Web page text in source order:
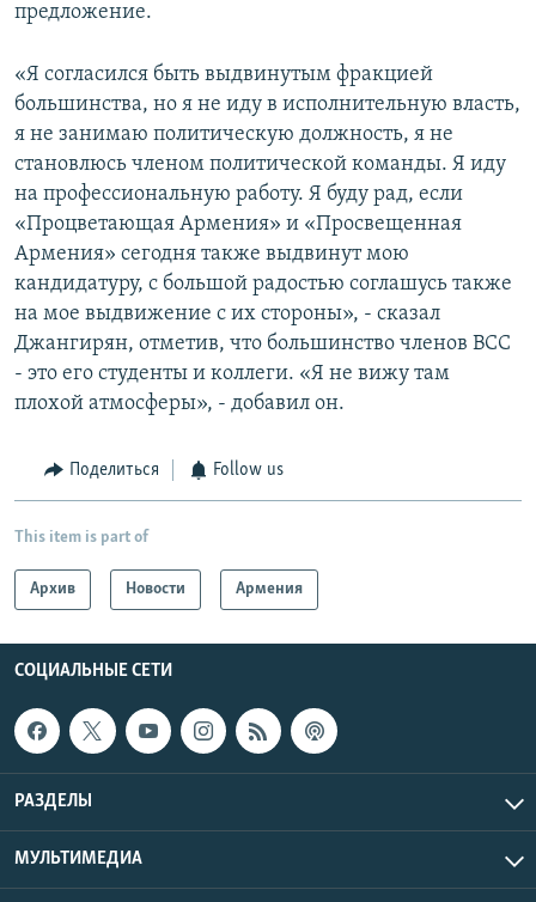
предложение.
«Я согласился быть выдвинутым фракцией
большинства, но я не иду в исполнительную власть,
я не занимаю политическую должность, я не
становлюсь членом политической команды. Я иду
на профессиональную работу. Я буду рад, если
«Процветающая Армения» и «Просвещенная
Армения» сегодня также выдвинут мою
кандидатуру, с большой радостью соглашусь также
на мое выдвижение с их стороны», - сказал
Джангирян, отметив, что большинство членов ВСС
- это его студенты и коллеги. «Я не вижу там
плохой атмосферы», - добавил он.
Поделиться Follow us
This item is part of
Архив Новости Армения
СОЦИАЛЬНЫЕ СЕТИ
РАЗДЕЛЫ
МУЛЬТИМЕДИА